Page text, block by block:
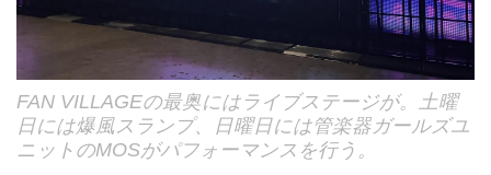
FAN VILLAGEの最奥にはライブステージが。土曜
日には爆風スランプ、日曜日には管楽器ガールズユ
ニットのMOSがパフォーマンスを行う。